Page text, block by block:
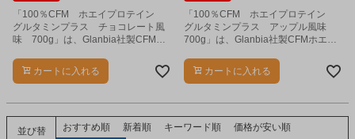
「100％CFM ホエイプロテイン
グルタミンプラス チョコレート風
味 700g」は、Glanbia社製CFMホ
スしました。
カートに入れる
「100％CFM ホエイプロテイン
グルタミンプラス アップル風味
700g」は、Glanbia社製CFMホエイ
ました。
カートに入れる
並び替
おすすめ順 新着順 キーワード順
価格が安い順